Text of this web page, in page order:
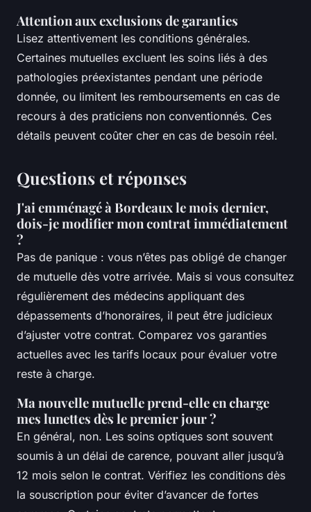
Attention aux exclusions de garanties
Lisez attentivement les conditions générales.
Certaines mutuelles excluent les soins liés à des
pathologies préexistantes pendant une période
donnée, ou limitent les remboursements en cas de
recours à des praticiens non conventionnés. Ces
détails peuvent coûter cher en cas de besoin réel.
Questions et réponses
J'ai emménagé à Bordeaux le mois dernier,
dois-je modifier mon contrat immédiatement
?
Pas de panique : vous n’êtes pas obligé de changer
de mutuelle dès votre arrivée. Mais si vous consultez
régulièrement des médecins appliquant des
dépassements d’honoraires, il peut être judicieux
d’ajuster votre contrat. Comparez vos garanties
actuelles avec les tarifs locaux pour évaluer votre
reste à charge.
Ma nouvelle mutuelle prend-elle en charge
mes lunettes dès le premier jour ?
En général, non. Les soins optiques sont souvent
soumis à un délai de carence, pouvant aller jusqu’à
12 mois selon le contrat. Vérifiez les conditions dès
la souscription pour éviter d’avancer de fortes